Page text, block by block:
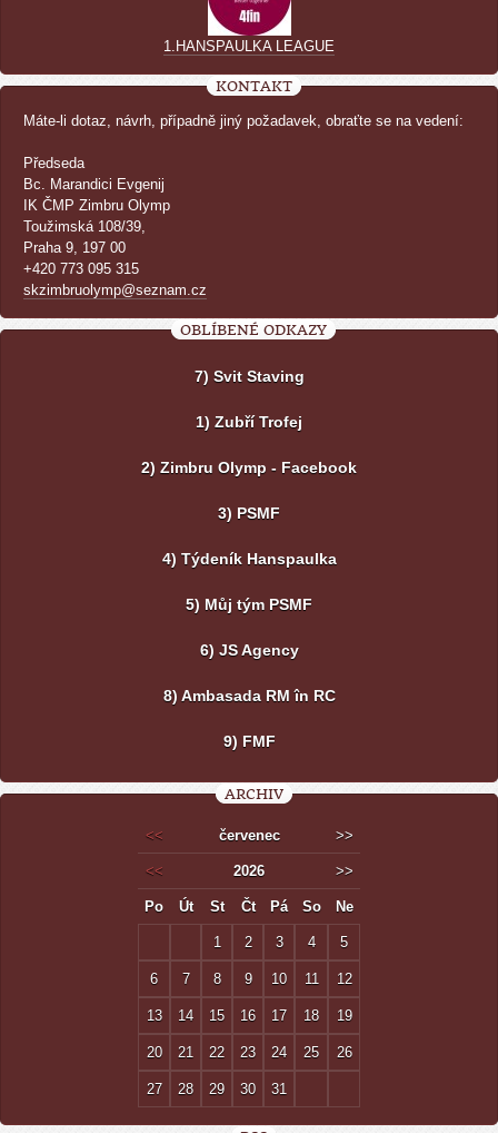
1.HANSPAULKA LEAGUE
KONTAKT
Máte-li dotaz, návrh, případně jiný požadavek, obraťte se na vedení:
Předseda
Bc. Marandici Evgenij
IK ČMP Zimbru Olymp
Toužimská 108/39,
Praha 9, 197 00
+420 773 095 315
skzimbruolymp@seznam.cz
OBLÍBENÉ ODKAZY
7) Svit Staving
1) Zubří Trofej
2) Zimbru Olymp - Facebook
3) PSMF
4) Týdeník Hanspaulka
5) Můj tým PSMF
6) JS Agency
8) Ambasada RM în RC
9) FMF
ARCHIV
<< červenec >>
<< 2026 >>
Po Út St Čt Pá So Ne
1 2 3 4 5
6 7 8 9 10 11 12
13 14 15 16 17 18 19
20 21 22 23 24 25 26
27 28 29 30 31